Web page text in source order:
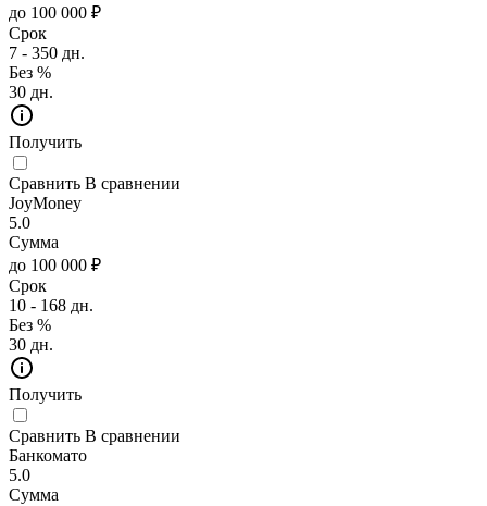
до 100 000 ₽
Срок
7 - 350 дн.
Без %
30 дн.
Получить
Сравнить В сравнении
JoyMoney
5.0
Сумма
до 100 000 ₽
Срок
10 - 168 дн.
Без %
30 дн.
Получить
Сравнить В сравнении
Банкомато
5.0
Сумма